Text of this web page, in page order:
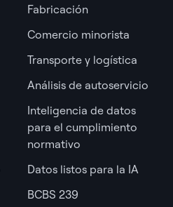
Fabricación
Comercio minorista
Transporte y logística
Análisis de autoservicio
Inteligencia de datos
para el cumplimiento
normativo
Datos listos para la IA
BCBS 239